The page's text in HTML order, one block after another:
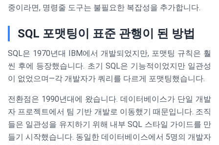
중이라면, 명령줄 도구는 불필요한 복잡성을 추가합니다.
SQL 포맷팅이 표준 관행이 된 방법
SQL은 1970년대 IBM에서 개발되었지만, 포맷팅 규칙은 훨
씬 후에 등장했습니다. 초기 SQL은 기능적이었지만 일관성
이 없었으며—각 개발자가 쿼리를 다르게 포맷팅했습니다.
전환점은 1990년대에 왔습니다. 데이터베이스가 단일 개발
자 프로젝트에서 팀 기반 개발로 이동했기 때문입니다. 조직
들은 일관성을 유지하기 위해 내부 SQL 스타일 가이드를 만
들기 시작했습니다. 동일한 데이터베이스에서 5명의 개발자